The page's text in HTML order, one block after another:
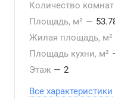
Количество комнат
Площадь, м² —
Жилая площадь, м²
Площадь кухни, м²
Этаж — 2
Все характеристики